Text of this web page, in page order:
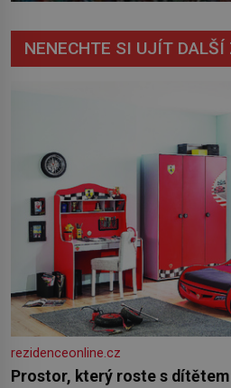
NENECHTE SI UJÍT
rezidenceonline.cz
Prostor, který roste s dítětem